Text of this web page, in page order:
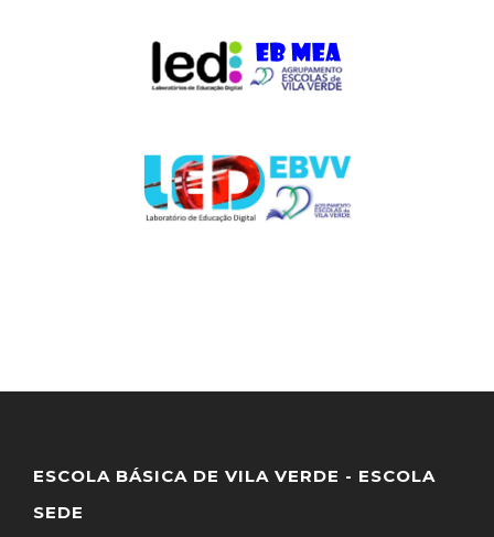
ESCOLA BÁSICA DE VILA VERDE - ESCOLA
SEDE